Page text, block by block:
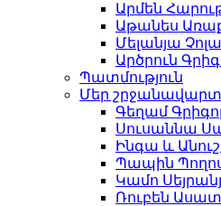
Արմեն
Աթանես
Մելանյա
Արծրուն
Պատմություն
Մեր
Գեղամ
Սուսաննա
Ինգա և
Պապին
Կամո
Ռուբեն